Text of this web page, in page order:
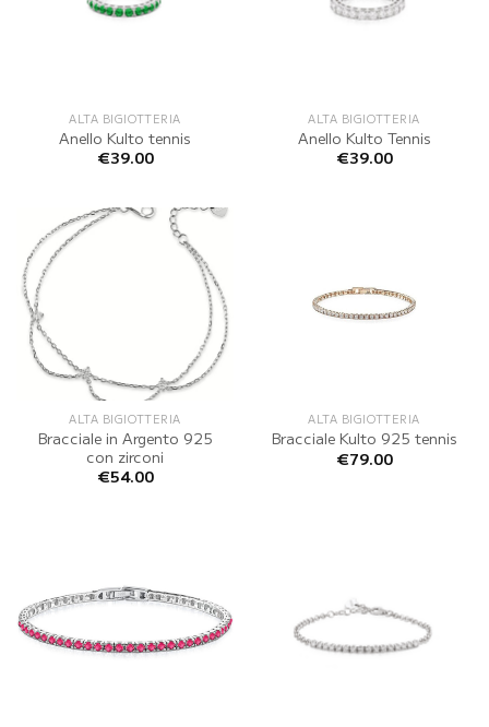
ALTA BIGIOTTERIA
Anello Kulto tennis
€39.00
ALTA BIGIOTTERIA
Anello Kulto Tennis
€39.00
ALTA BIGIOTTERIA
Bracciale in Argento 925
con zirconi
€54.00
ALTA BIGIOTTERIA
Bracciale Kulto 925 tennis
€79.00